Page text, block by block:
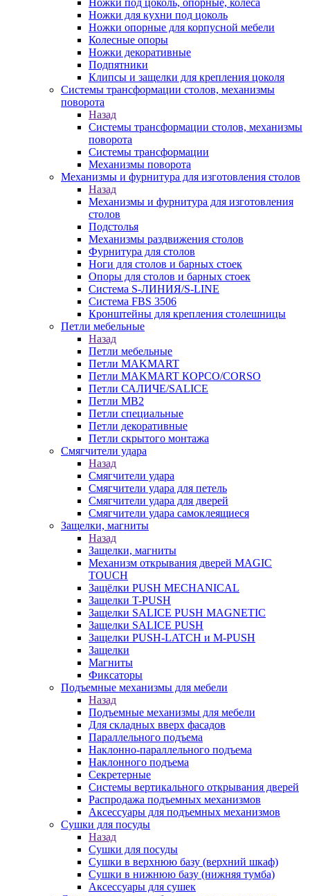
Ножки под цоколь, опорные, колеса
Ножки для кухни под цоколь
Ножки опорные для корпусной мебели
Колесные опоры
Ножки декоративные
Подпятники
Клипсы и защелки для крепления цоколя
Системы трансформации столов, механизмы
поворота
Назад
Системы трансформации столов, механизмы
поворота
Системы трансформации
Механизмы поворота
Механизмы и фурнитура для изготовления столов
Назад
Механизмы и фурнитура для изготовления
столов
Подстолья
Механизмы раздвижения столов
Фурнитура для столов
Ноги для столов и барных стоек
Опоры для столов и барных стоек
Система S-ЛИНИЯ/S-LINE
Система FBS 3506
Кронштейны для крепления столешницы
Петли мебельные
Назад
Петли мебельные
Петли MAKMART
Петли MAKMART КОРСО/CORSO
Петли САЛИЧЕ/SALICE
Петли MB2
Петли специальные
Петли декоративные
Петли скрытого монтажа
Смягчители удара
Назад
Смягчители удара
Смягчители удара для петель
Смягчители удара для дверей
Cмягчители удара самоклеящиеся
Защелки, магниты
Назад
Защелки, магниты
Механизм открывания дверей MAGIC
TOUCH
Защёлки PUSH MECHANICAL
Защелки T-PUSH
Защелки SALICE PUSH MAGNETIC
Защелки SALICE PUSH
Защелки PUSH-LATCH и M-PUSH
Защелки
Магниты
Фиксаторы
Подъемные механизмы для мебели
Назад
Подъемные механизмы для мебели
Для складных вверх фасадов
Параллельного подъема
Наклонно-параллельного подъема
Наклонного подъема
Секретерные
Системы вертикального открывания дверей
Распродажа подъемных механизмов
Аксессуары для подъемных механизмов
Сушки для посуды
Назад
Сушки для посуды
Сушки в верхнюю базу (верхний шкаф)
Сушки в нижнюю базу (нижняя тумба)
Аксессуары для сушек